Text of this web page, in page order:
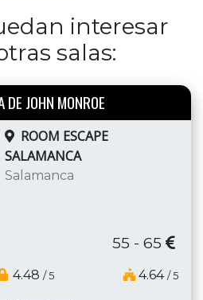
interesar
salas:
DE JOHN MONROE
ROOM ESCAPE
SALAMANCA
Salamanca
55 - 65
4.48 / 5 4.64 / 5